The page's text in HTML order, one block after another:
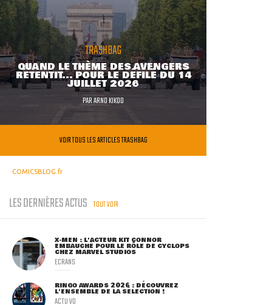
TRASHBAG
QUAND LE THÈME DES AVENGERS
RETENTIT... POUR LE DÉFILÉ DU 14
JUILLET 2026
PARARNO KIKOO
VOIR TOUS LES ARTICLES TRASHBAG
COMICSBLOG.fr
LES DERNIÈRES ACTUS TOUT VOIR
X-MEN : L'ACTEUR KIT CONNOR
EMBAUCHÉ POUR LE RÔLE DE CYCLOPS
CHEZ MARVEL STUDIOS
ECRANS
RINGO AWARDS 2026 : DÉCOUVREZ
L'ENSEMBLE DE LA SÉLECTION !
ACTU VO